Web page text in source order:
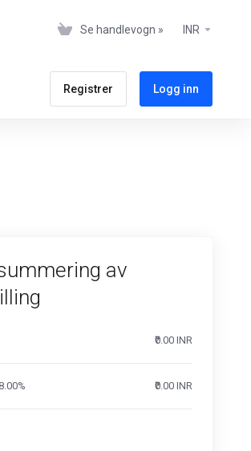
Se handlevogn » INR
Registrer Logg inn
av
₹0.00 INR
₹0.00 INR